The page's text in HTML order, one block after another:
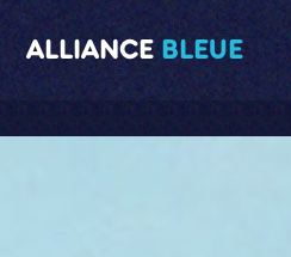
ALLIANCE BLEUE